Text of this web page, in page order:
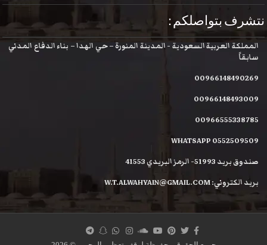
نتشرف بتواصلكم :
المملكة العربية السعودية - المدينة المنورة – حي الهدا – بناء الدفاع المدني
سابقاً
00966148490269
00966148493009
00966555338785
WHATSAPP 0552509509
صندوق بريد 51993- الرمز البريدي 41553
بريد الكتروني: W.T.ALWAHYAIN@GMAIL.COM